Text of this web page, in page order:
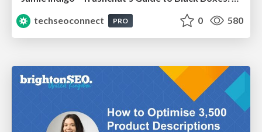
techseoconnect
PRO 0 580